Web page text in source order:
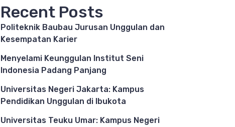
Recent Posts
Politeknik Baubau Jurusan Unggulan dan
Kesempatan Karier
Menyelami Keunggulan Institut Seni
Indonesia Padang Panjang
Universitas Negeri Jakarta: Kampus
Pendidikan Unggulan di Ibukota
Universitas Teuku Umar: Kampus Negeri